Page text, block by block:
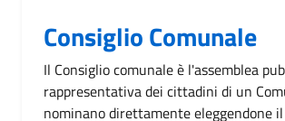
Consiglio Comunale
Il Consiglio comunale è l'assemblea
rappresentativa dei cittadini di un
nominano direttamente eleggendone